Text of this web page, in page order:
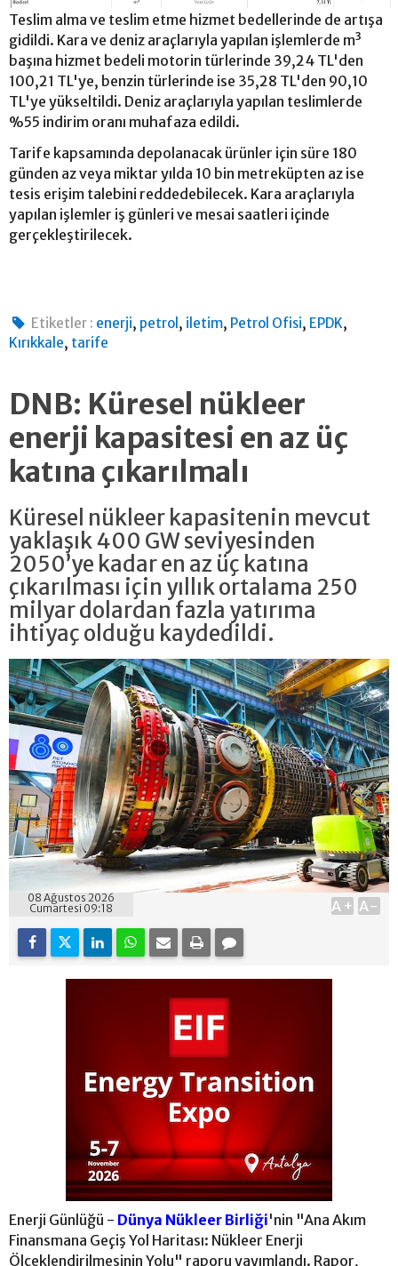
Teslim alma ve teslim etme hizmet bedellerinde de artışa
gidildi. Kara ve deniz araçlarıyla yapılan işlemlerde m³
başına hizmet bedeli motorin türlerinde 39,24 TL'den
100,21 TL'ye, benzin türlerinde ise 35,28 TL'den 90,10
TL'ye yükseltildi. Deniz araçlarıyla yapılan teslimlerde
%55 indirim oranı muhafaza edildi.
Tarife kapsamında depolanacak ürünler için süre 180
günden az veya miktar yılda 10 bin metreküpten az ise
tesis erişim talebini reddedebilecek. Kara araçlarıyla
yapılan işlemler iş günleri ve mesai saatleri içinde
gerçekleştirilecek.
Etiketler : enerji, petrol , iletim, Petrol Ofisi, EPDK,
Kırıkkale, tarife
DNB: Küresel nükleer
enerji kapasitesi en az üç
katına çıkarılmalı
Küresel nükleer kapasitenin mevcut
yaklaşık 400 GW seviyesinden
2050’ye kadar en az üç katına
çıkarılması için yıllık ortalama 250
milyar dolardan fazla yatırıma
ihtiyaç olduğu kaydedildi.
08 Ağustos 2026
Cumartesi 09:18
A+ A-
Enerji Günlüğü - Dünya Nükleer Birliği'nin "Ana Akım
Finansmana Geçiş Yol Haritası: Nükleer Enerji
Ölçeklendirilmesinin Yolu" raporu yayımlandı. Rapor,